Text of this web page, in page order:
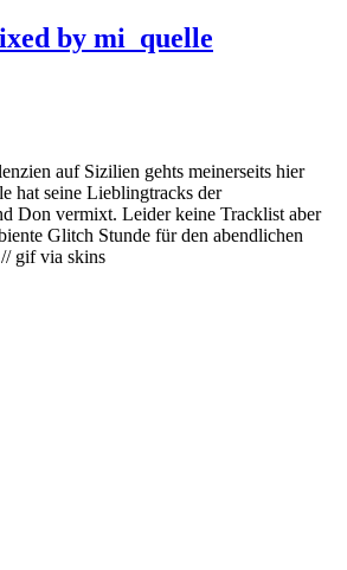
by mi_quelle
auf Sizilien gehts meinerseits hier
hat seine Lieblingtracks der
Don vermixt. Leider keine Tracklist aber
Glitch Stunde für den abendlichen
gif via skins